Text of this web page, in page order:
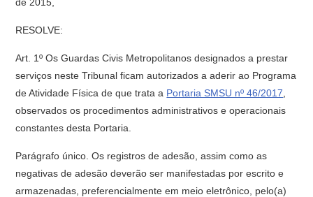
RESOLVE:
Art. 1º Os Guardas Civis Metropolitanos designados a prestar
serviços neste Tribunal ficam autorizados a aderir ao Programa
de Atividade Física de que trata a Portaria SMSU nº 46/2017
observados os procedimentos administrativos e operacionais
constantes desta Portaria.
Parágrafo único. Os registros de adesão, assim como as
negativas de adesão deverão ser manifestadas por escrito e
armazenadas, preferencialmente em meio eletrônico, pelo(a)